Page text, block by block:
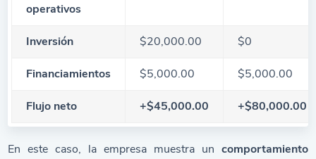
operativos
Inversión $20,000.00 $0
Financiamientos $5,000.00 $5,000.00
Flujo neto +$45,000.00 +$80,000.00
En este caso, la empresa muestra un comportamiento